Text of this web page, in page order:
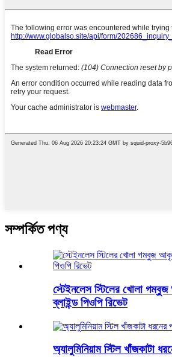
সম্পর্কিত পণ্য
স্টেইনলেস স্টিলের খোলা
ব্লাইন্ড পিওপি রিভেট
অ্যালুমিনিয়াম স্টিল খাঁজকাটা